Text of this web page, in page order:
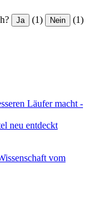
Ja (1) Nein (1)
Läufer macht -
neu entdeckt
vom